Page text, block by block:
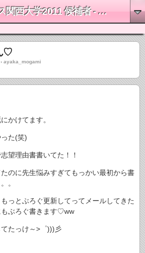
大学2011 候補者 - 最上彩佳
♡
ayaka_mogami
かけてます。
た(笑)
望理由書書いてた！！
のに先生悩みすぎてもっかい最初から書
。
っとぶろぐ更新してってメールしてきた
ぶろぐ書きます♡ww
たっけ～>゜)))彡